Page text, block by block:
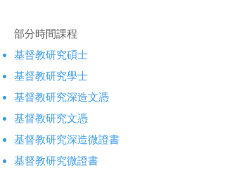
部分時間課程
基督教研究碩士
基督教研究學士
基督教研究深造文憑
基督教研究文憑
基督教研究深造微證書
基督教研究微證書